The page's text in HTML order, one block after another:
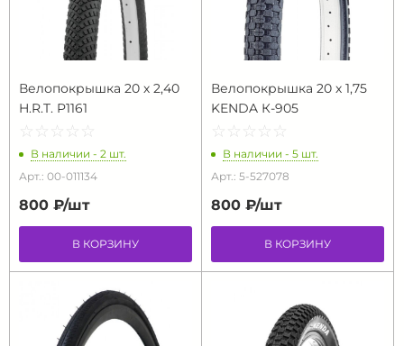
Велопокрышка 20 х 2,40
H.R.T. P1161
☆ ☆ ☆ ☆ ☆
★ ★ ★ ★ ★
В наличии - 2 шт.
Арт.: 00-011134
800 ₽/шт
В КОРЗИНУ
Велопокрышка 20 х 1,75
KENDA К-905
☆ ☆ ☆ ☆ ☆
★ ★ ★ ★ ★
В наличии - 5 шт.
Арт.: 5-527078
800 ₽/шт
В КОРЗИНУ